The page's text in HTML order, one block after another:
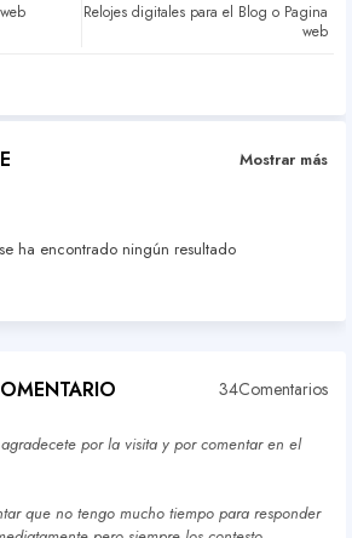
atsa
Relojes digitales para el Blog o Pagina
web
Mostrar más
ha encontrado ningún resultado
34Comentarios
por la visita y por comentar en el
que no tengo mucho tiempo para responder